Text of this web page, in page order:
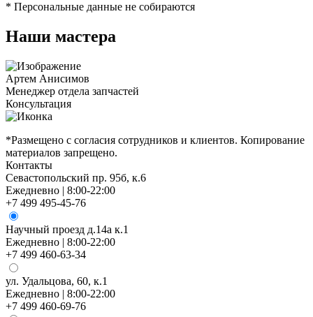
* Персональные данные не собираются
Наши мастера
Артем Анисимов
Менеджер отдела запчастей
Консультация
*Размещено с согласия сотрудников и клиентов. Копирование
материалов запрещено.
Контакты
Севастопольский пр. 95б, к.6
Ежедневно | 8:00-22:00
+7 499 495-45-76
Научный проезд д.14а к.1
Ежедневно | 8:00-22:00
+7 499 460-63-34
ул. Удальцова, 60, к.1
Ежедневно | 8:00-22:00
+7 499 460-69-76